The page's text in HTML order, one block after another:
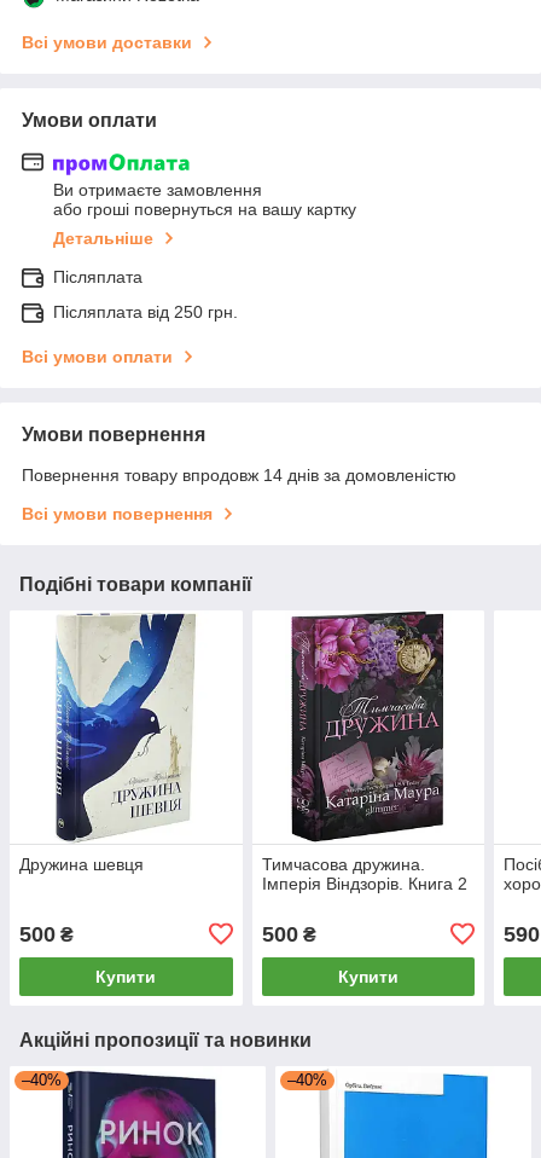
Всі умови доставки
Умови оплати
Ви отримаєте замовлення
або гроші повернуться на вашу картку
Детальніше
Післяплата
Післяплата від 250 грн.
Всі умови оплати
Умови повернення
Повернення товару впродовж 14 днів за домовленістю
Всі умови повернення
Подібні товари компанії
Дружина шевця
500 ₴
Купити
Тимчасова дружина.
Імперія Віндзорів. Книга 2
500₴
Купити
590
Акційні пропозиції та новинки
–40% –40%